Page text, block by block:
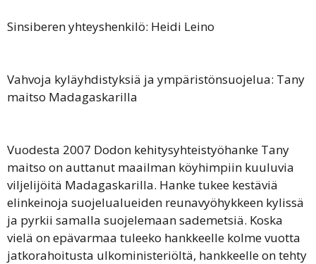
Sinsiberen yhteyshenkilö: Heidi Leino
Vahvoja kyläyhdistyksiä ja ympäristönsuojelua: Tany
maitso Madagaskarilla
Vuodesta 2007 Dodon kehitysyhteistyöhanke Tany
maitso on auttanut maailman köyhimpiin kuuluvia
viljelijöitä Madagaskarilla. Hanke tukee kestäviä
elinkeinoja suojelualueiden reunavyöhykkeen kylissä
ja pyrkii samalla suojelemaan sademetsiä. Koska
vielä on epävarmaa tuleeko hankkeelle kolme vuotta
jatkorahoitusta ulkoministeriöltä, hankkeelle on tehty